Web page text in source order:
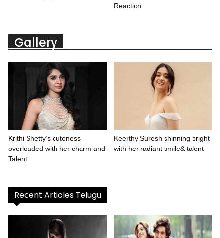
Reaction
Gallery
Krithi Shetty’s cuteness
overloaded with her charm and
Talent
Keerthy Suresh shinning bright
with her radiant smile& talent
Recent Articles Telugu